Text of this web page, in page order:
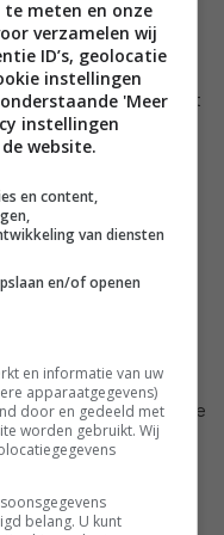
Anders kun je de bèta
geen waardevolle
aantal dingen
werken. OnePlus heeft
die hebben we
when running
you to copy rollback file
hebt, dan ga je naar
Rechts tap je dan
meten en onze
verzamelen wij
ID’s, geolocatie
instellingen
'Meer
instellingen
website.
en content,
van diensten
en/of openen
en informatie van uw
apparaatgegevens)
door en gedeeld met
worden gebruikt. Wij
belang. U kunt